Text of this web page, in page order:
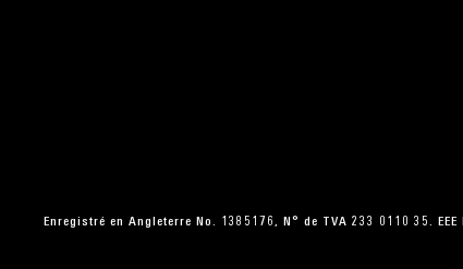
Enregistré en Angleterre No. 1385176, N° de TVA 233 0110 35.